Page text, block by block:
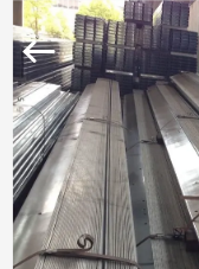
ZU
HAUSE
PRODUKTE
Fabrication
Co.,
Ltd..
Rights
Reserved.